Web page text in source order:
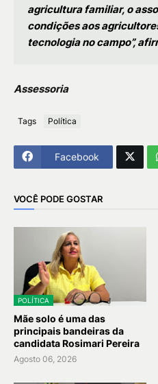
agricultura familiar, o
condições aos
tecnologia no campo”,
Assessoria
Tags Política
Facebook
VOCÊ PODE GOSTAR
POLÍTICA
Mãe solo é uma das
principais bandeiras da
candidata Rosimari Pereira
Agosto 06, 2026